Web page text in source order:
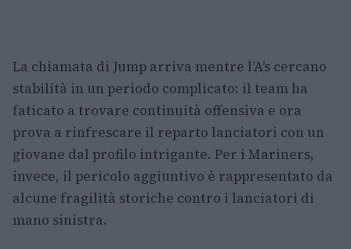
La chiamata di Jump arriva mentre l’A’s cercano
stabilità in un periodo complicato: il team ha
faticato a trovare continuità offensiva e ora
prova a rinfrescare il reparto lanciatori con un
giovane dal profilo intrigante. Per i Mariners,
invece, il pericolo aggiuntivo è rappresentato da
alcune fragilità storiche contro i lanciatori di
mano sinistra.